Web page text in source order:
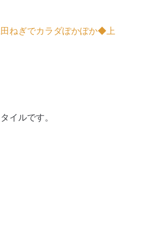
ねぎでカラダぽかぽか◆上
イルです。